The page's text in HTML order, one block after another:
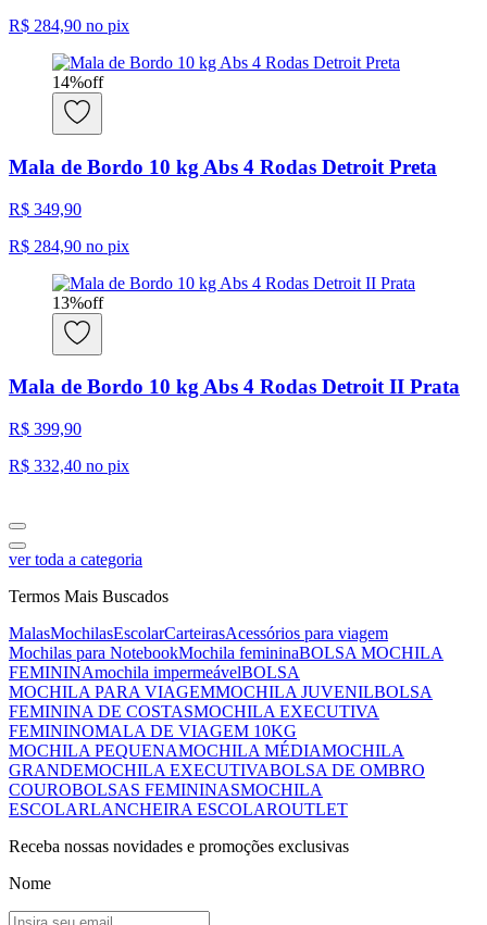
R$ 284,90 no pix
14%off
Mala de Bordo 10 kg Abs 4 Rodas Detroit Preta
R$ 349,90
R$ 284,90 no pix
13%off
Mala de Bordo 10 kg Abs 4 Rodas Detroit II Prata
R$ 399,90
R$ 332,40 no pix
ver toda a categoria
Termos Mais Buscados
MalasMochilasEscolarCarteirasAcessórios para viagem
Mochilas para NotebookMochila femininaBOLSA MOCHILA
FEMININAmochila impermeávelBOLSA
MOCHILA PARA VIAGEMMOCHILA JUVENILBOLSA
FEMININA DE COSTASMOCHILA EXECUTIVA
FEMININOMALA DE VIAGEM 10KG
MOCHILA PEQUENAMOCHILA MÉDIAMOCHILA
GRANDEMOCHILA EXECUTIVABOLSA DE OMBRO
COUROBOLSAS FEMININASMOCHILA
ESCOLARLANCHEIRA ESCOLAROUTLET
Receba nossas novidades e promoções exclusivas
Nome